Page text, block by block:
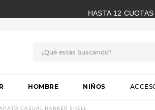
HASTA 12
HOMBRE NIÑOS
CASUAL HANKER SHELL
.
botas
.
skechers